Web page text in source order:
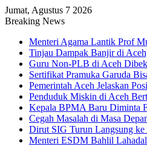
Jumat, Agustus 7 2026
Breaking News
Menteri Agama Lantik Prof
Tinjau Dampak Banjir di
Guru Non-PLB di Aceh
Sertifikat Pramuka Garuda
Pemerintah Aceh Jelaskan
Penduduk Miskin di Aceh
Kepala BPMA Baru Diminta
Cegah Masalah di Masa
Dirut SIG Turun Langsung ke
Menteri ESDM Bahlil